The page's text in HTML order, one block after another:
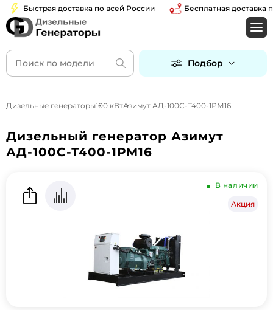
Быстрая доставка по всей России Бесплатная доставка по
Подбор
Дизельные генераторы100 кВтАзимут АД-100С-Т400-1РМ16
Дизельный генератор Азимут
АД-100С-Т400-1РМ16
Акция
В наличии